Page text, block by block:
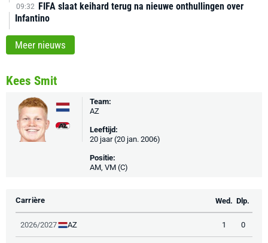
09:32 FIFA slaat keihard terug na nieuwe onthullingen over
Infantino
Meer nieuws
Kees Smit
Team:
AZ
Leeftijd:
20 jaar (20 jan. 2006)
Positie:
AM, VM (C)
Carrière Wed. Dlp.
2026/2027 AZ 1 0